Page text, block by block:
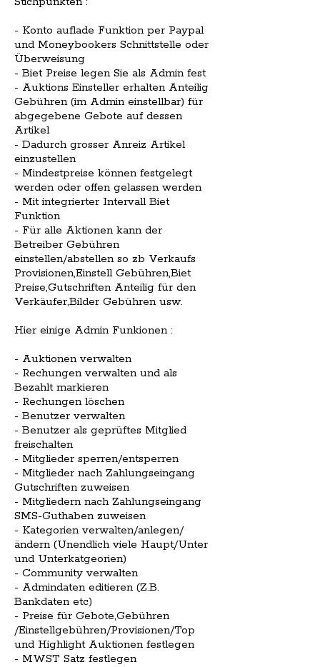
- Konto auflade Funktion per Paypal
und Moneybookers Schnittstelle oder
Überweisung
- Biet Preise legen Sie als Admin fest
- Auktions Einsteller erhalten Anteilig
Gebühren (im Admin einstellbar) für
abgegebene Gebote auf dessen
Artikel
- Dadurch grosser Anreiz Artikel
einzustellen
- Mindestpreise können festgelegt
werden oder offen gelassen werden
- Mit integrierter Intervall Biet
Funktion
- Für alle Aktionen kann der
Betreiber Gebühren
einstellen/abstellen so zb Verkaufs
Provisionen,Einstell Gebühren,Biet
Preise,Gutschriften Anteilig für den
Verkäufer,Bilder Gebühren usw.
Hier einige Admin Funkionen :
- Auktionen verwalten
- Rechungen verwalten und als
Bezahlt markieren
- Rechungen löschen
- Benutzer verwalten
- Benutzer als geprüftes Mitglied
freischalten
- Mitglieder sperren/entsperren
- Mitglieder nach Zahlungseingang
Gutschriften zuweisen
- Mitgliedern nach Zahlungseingang
SMS-Guthaben zuweisen
- Kategorien verwalten/anlegen/
ändern (Unendlich viele Haupt/Unter
und Unterkatgeorien)
- Community verwalten
- Admindaten editieren (Z.B.
Bankdaten etc)
- Preise für Gebote,Gebühren
/Einstellgebühren/Provisionen/Top
und Highlight Auktionen festlegen
- MWST Satz festlegen